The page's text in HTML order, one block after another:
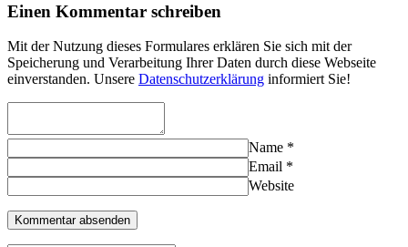
Einen Kommentar schreiben
Mit der Nutzung dieses Formulares erklären Sie sich mit der
Speicherung und Verarbeitung Ihrer Daten durch diese Webseite
einverstanden. Unsere Datenschutzerklärung informiert Sie!
Name *
Email *
Website